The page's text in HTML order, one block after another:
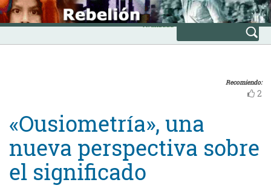
Skip
to
content
INICIO
Avanzada
Recomiendo:
2
«Ousiometría», una
nueva perspectiva sobre
el significado